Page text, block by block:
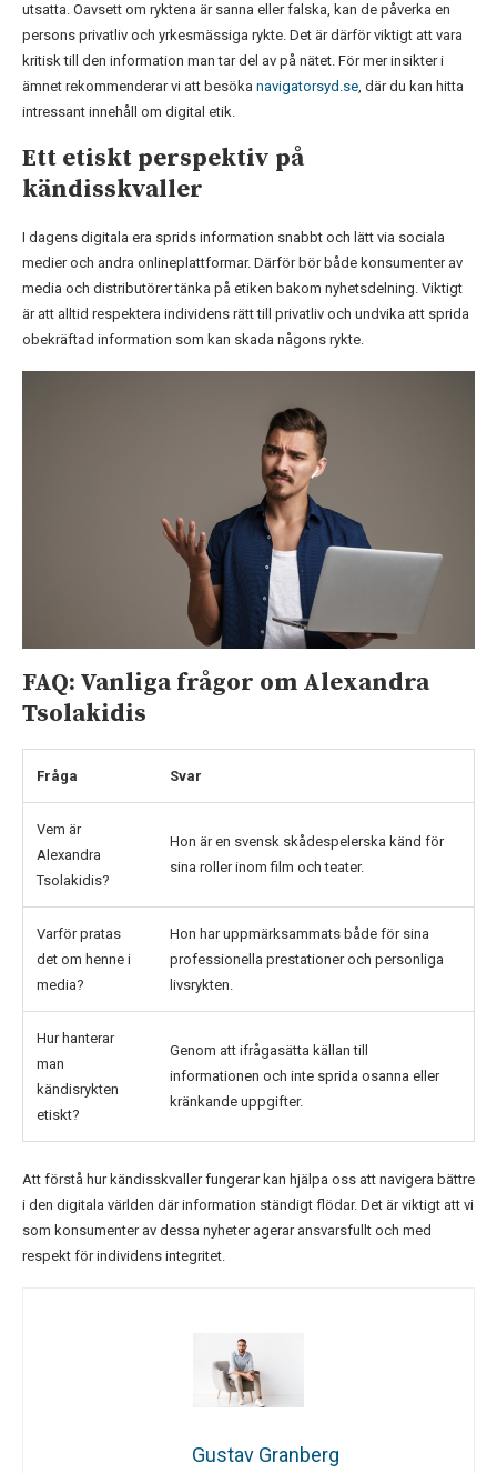
utsatta. Oavsett om ryktena är sanna eller falska, kan de påverka en
persons privatliv och yrkesmässiga rykte. Det är därför viktigt att vara
kritisk till den information man tar del av på nätet. För mer insikter i
ämnet rekommenderar vi att besöka navigatorsyd.se, där du kan hitta
intressant innehåll om digital etik.
Ett etiskt perspektiv på
kändisskvaller
I dagens digitala era sprids information snabbt och lätt via sociala
medier och andra onlineplattformar. Därför bör både konsumenter av
media och distributörer tänka på etiken bakom nyhetsdelning. Viktigt
är att alltid respektera individens rätt till privatliv och undvika att sprida
obekräftad information som kan skada någons rykte.
FAQ: Vanliga frågor om Alexandra
Tsolakidis
Fråga Svar
Vem är
Alexandra
Tsolakidis?
Hon är en svensk skådespelerska känd för
sina roller inom film och teater.
Varför pratas
det om henne i
media?
Hon har uppmärksammats både för sina
professionella prestationer och personliga
livsrykten.
Hur hanterar
man
kändisrykten
etiskt?
Genom att ifrågasätta källan till
informationen och inte sprida osanna eller
kränkande uppgifter.
Att förstå hur kändisskvaller fungerar kan hjälpa oss att navigera bättre
i den digitala världen där information ständigt flödar. Det är viktigt att vi
som konsumenter av dessa nyheter agerar ansvarsfullt och med
respekt för individens integritet.
Gustav Granberg